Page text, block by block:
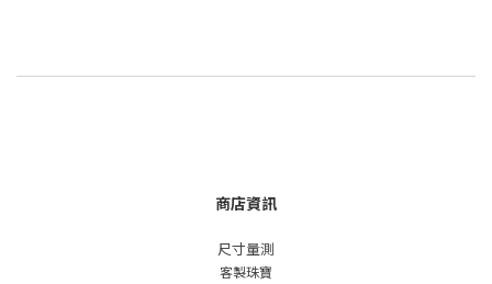
商店資訊
尺寸量測
客製珠寶